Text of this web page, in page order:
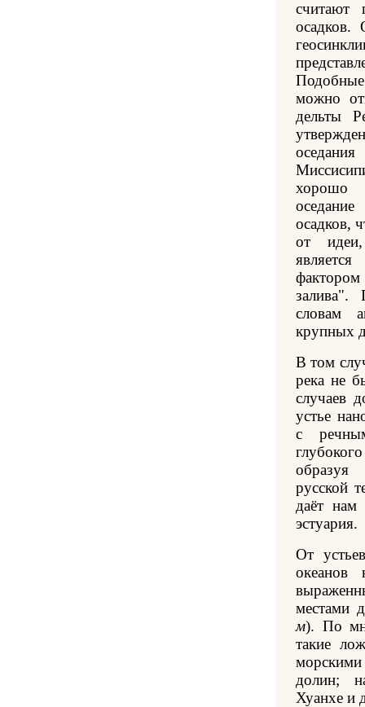
считают
осадков.
можно
дельты
хорошо
оседание
осадков,
от идеи,
словам
крупных
В том
река не
случаев
устье
с
русской
даёт нам
эстуария.
От
океанов
местами
м). По
такие
долин;
Хуанхе и